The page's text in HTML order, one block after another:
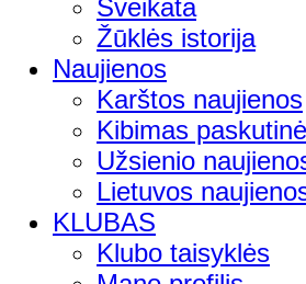
Sveikata
Žūklės istorija
Naujienos
Karštos naujienos
Kibimas
Užsienio
Lietuvos
KLUBAS
Klubo taisyklės